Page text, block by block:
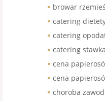
browar
catering
catering
catering
cena
cena
choroba